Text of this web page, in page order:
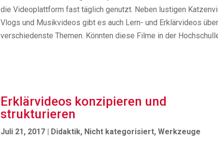
die Videoplattform fast täglich genutzt. Neben lustigen
Vlogs und Musikvideos gibt es auch Lern- und Erklärvideos über
verschiedenste Themen. Könnten diese Filme in der
Erklärvideos konzipieren und
strukturieren
Juli 21, 2017 | Didaktik, Nicht kategorisiert,Werkzeuge